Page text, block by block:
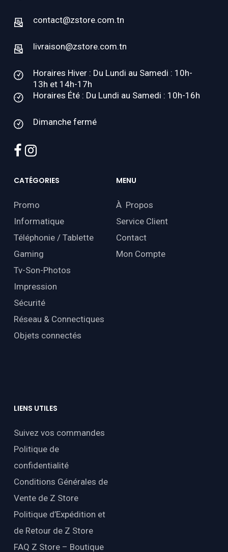
contact@zstore.com.tn
livraison@zstore.com.tn
Horaires Hiver : Du Lundi au Samedi : 10h-
13h et 14h-17h
Horaires Été : Du Lundi au Samedi : 10h-16h
Dimanche fermé
facebook
instagram
CATÉGORIES
Promo
Informatique
Téléphonie / Tablette
Gaming
Tv-Son-Photos
Impression
Sécurité
Réseau & Connectiques
Objets connectés
MENU
À Propos
Service Client
Contact
Mon Compte
LIENS UTILES
Suivez vos commandes
Politique de
confidentialité
Conditions Générales de
Vente de Z Store
Politique d’Expédition et
de Retour de Z Store
FAQ Z Store – Boutique